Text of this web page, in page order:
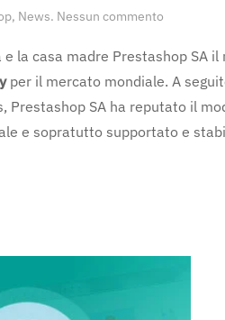
, News. Nessun commento
modulo
Ufficiale
eBay
la casa madre Prestashop SA il
per il mercato mondiale. A
Prestashop SA ha reputato il
e sopratutto supportato e